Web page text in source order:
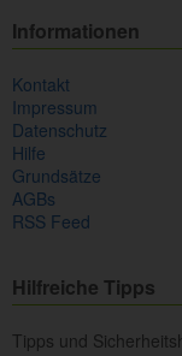
Informationen
Kontakt
Impressum
Datenschutz
Hilfe
Grundsätze
AGBs
RSS Feed
Hilfreiche Tipps
Tipps und